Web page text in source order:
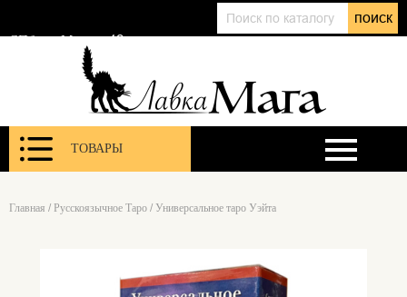
поиск
СПб, ул. Марата 12
ТОВАРЫ
Главная / Русскоязычное Таро / Универсальное таро Уэйта